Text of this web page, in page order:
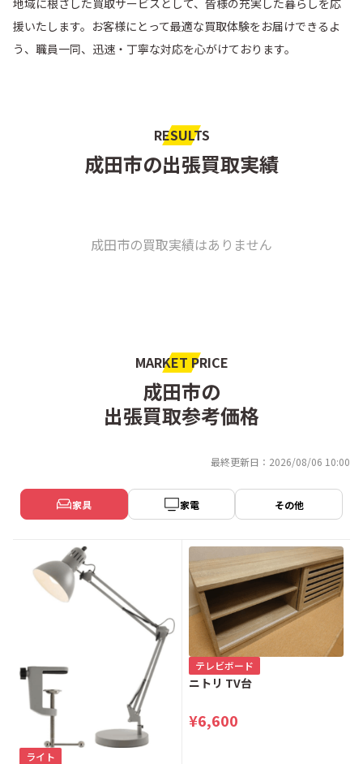
地域に根ざした買取サービスとして、皆様の充実した暮らしを応
援いたします。お客様にとって最適な買取体験をお届けできるよ
う、職員一同、迅速・丁寧な対応を心がけております。
RESULTS
成田市の出張買取実績
成田市の買取実績はありません
MARKET PRICE
成田市の
出張買取参考価格
最終更新日：2026/08/06 10:00
家具 家電 その他
ライト
テレビボード
ニトリ TV台
¥6,600